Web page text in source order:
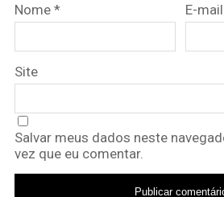
Nome * E-
Site
Salvar meus dados neste
vez que eu comentar.